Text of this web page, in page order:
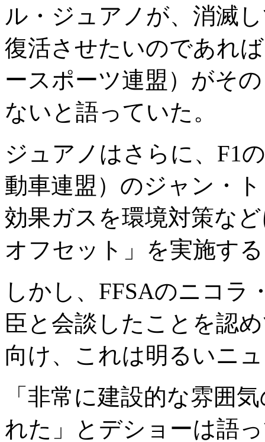
ル・ジュアノが、消滅
復活させたいのであれ
ースポーツ連盟）がそ
ないと語っていた。
ジュアノはさらに、F1
動車連盟）のジャン・
効果ガスを環境対策な
オフセット」を実施す
しかし、FFSAのニコラ
臣と会談したことを認
向け、これは明るいニ
「非常に建設的な雰囲
れた」とデショーは語